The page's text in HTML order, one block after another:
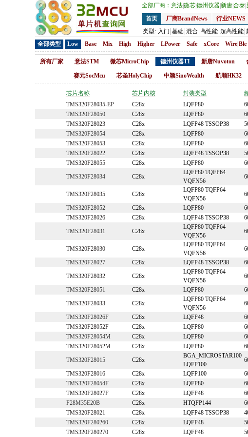
全部厂商： 意法微芯德州仪器新唐合泰
首页
厂商BrandNews 行业NEWS
类型: 入门 基础 混合 高性能 超高性能
全部类型
Low Base Mix High Higher LPower Safe xCore Wire|Ble
所有厂家 意法STM 微芯MicroChip 德州仪器TI 新唐Nuvoton
赛元SocMcu 芯圣HolyChip 中颖SinoWealth 航顺HK32
芯片名称 芯片内核 封装类型
TMS320F28035-EP
C28x LQFP80
TMS320F28050
C28x LQFP80
TMS320F28023
C28x LQFP48 TSSOP38
TMS320F28054
C28x LQFP80
TMS320F28053
C28x LQFP80
TMS320F28022
C28x LQFP48 TSSOP38
TMS320F28055
C28x LQFP80
TMS320F28034
C28x
LQFP80 TQFP64
VQFN56
TMS320F28035 C28x
LQFP80 TQFP64
VQFN56
TMS320F28052
C28x LQFP80
TMS320F28026
C28x LQFP48 TSSOP38
TMS320F28031
C28x
LQFP80 TQFP64
VQFN56
TMS320F28030 C28x
LQFP80 TQFP64
VQFN56
TMS320F28027
C28x LQFP48 TSSOP38
TMS320F28032
C28x
LQFP80 TQFP64
VQFN56
TMS320F28051
C28x LQFP80
TMS320F28033
C28x
LQFP80 TQFP64
VQFN56
TMS320F28026F
C28x LQFP48
TMS320F28052F
C28x LQFP80
TMS320F28054M
C28x LQFP80
TMS320F28052M
C28x LQFP80
TMS320F28015
C28x
BGA_MICROSTAR100
LQFP100
TMS320F28016
C28x LQFP100
TMS320F28054F
C28x LQFP80
TMS320F28027F
C28x LQFP48
F28M35E20B
C28x HTQFP144
TMS320F28021
C28x LQFP48 TSSOP38
TMS320F280260
C28x LQFP48
TMS320F280270
C28x LQFP48